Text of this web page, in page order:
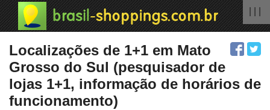
Localizações de 1+1 em Mato
Grosso do Sul (pesquisador de
lojas 1+1, informação de horários de
funcionamento)